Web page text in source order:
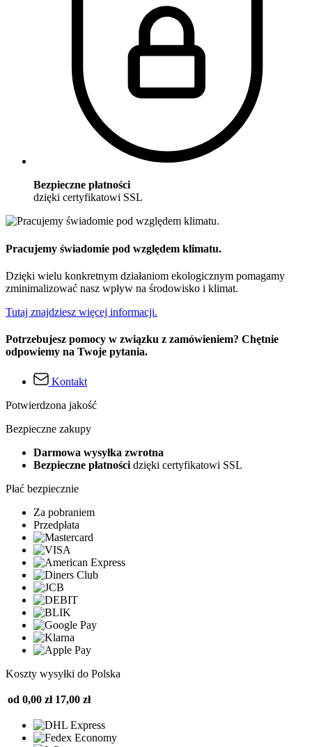
Bezpieczne płatności
dzięki certyfikatowi SSL
Pracujemy świadomie pod względem klimatu.
Dzięki wielu konkretnym działaniom ekologicznym pomagamy
zminimalizować nasz wpływ na środowisko i klimat.
Tutaj znajdziesz więcej informacji.
Potrzebujesz pomocy w związku z zamówieniem? Chętnie
odpowiemy na Twoje pytania.
Kontakt
Potwierdzona jakość
Bezpieczne zakupy
Darmowa wysyłka zwrotna
Bezpieczne płatności dzięki certyfikatowi SSL
Płać bezpiecznie
Za pobraniem
Przedpłata
Koszty wysyłki do Polska
od 0,00 zł 17,00 zł